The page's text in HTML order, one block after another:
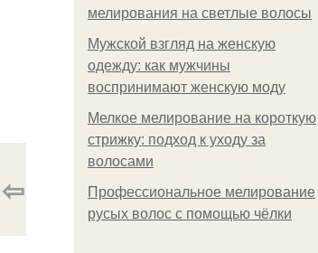
мелирования на светлые волосы
Мужской взгляд на женскую
одежду: как мужчины
воспринимают женскую моду
Мелкое мелирование на короткую
стрижку: подход к уходу за
волосами
Профессиональное мелирование
русых волос с помощью чёлки
⇦